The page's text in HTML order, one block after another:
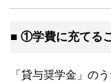
■ ①学費に充てる
「貸与奨学金」の